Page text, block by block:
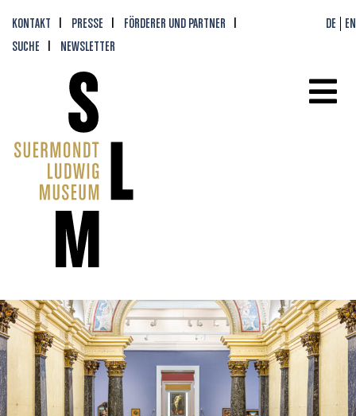
KONTAKT PRESSE
FÖRDERER UND PARTNER
SUCHE
NEWSLETTER
DE EN